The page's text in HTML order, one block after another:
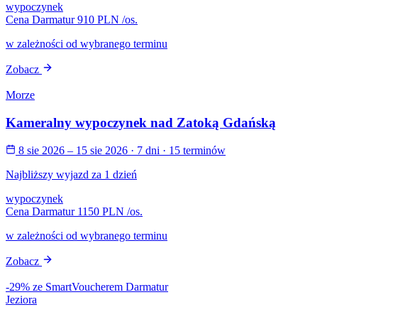
wypoczynek
Cena Darmatur 910 PLN /os.
w zależności od wybranego terminu
Zobacz
Morze
Kameralny wypoczynek nad Zatoką Gdańską
8 sie 2026 – 15 sie 2026 · 7 dni · 15 terminów
Najbliższy wyjazd za 1 dzień
wypoczynek
Cena Darmatur 1150 PLN /os.
w zależności od wybranego terminu
Zobacz
-29% ze SmartVoucherem Darmatur
Jeziora